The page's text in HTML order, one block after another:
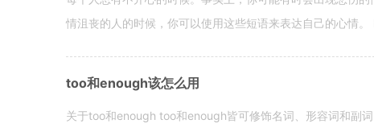
情沮丧的人的时候，你可以使用这些短语来表达自己的心情
too和enough该怎么用
关于too和enough too和enough皆可修饰名词、形容词和副